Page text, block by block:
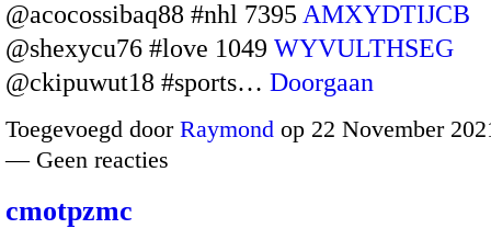
@acocossibaq88 #nhl 7395 AMXYDTIJCB
@shexycu76 #love 1049 WYVULTHSEG
@ckipuwut18 #sports… Doorgaan
Toegevoegd door Raymond op 22 November
— Geen reacties
cmotpzmc